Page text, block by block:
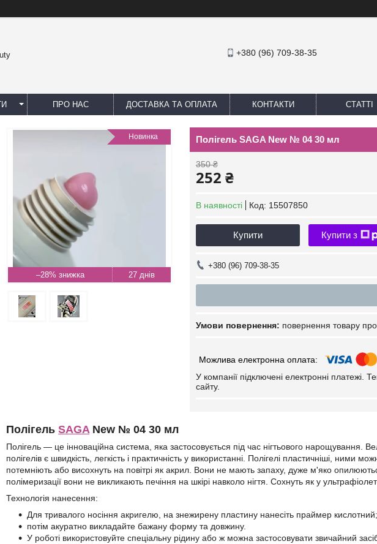
+380 (96) 709-38-35
ПРО НАС ДОСТАВКА ТА ОПЛАТА КОНТАКТИ СТАТТІ
–28% 27 днів
Новинка Полігель SAGA New № 04 30 мл
350 ₴
252 ₴
В наявності Код: 15507850
Купити Купити з
+380 (96) 709-38-35
повернення товару
У компанії підключені електронні
сайту.
Полігель SAGANew № 04 30 мл
Полігель — це інноваційна система, яка застосовується під час нігтьового
полігелів є швидкість, легкість і практичність у використанні. Полігелі пластичніші,
потемніють або висохнуть на повітрі як акрил. Вони не мають запаху, дуже м'яко
полімеризації вони не викликають печіння на шкірі навколо нігтя. Сохнуть як у
Технологія нанесення:
Для тривалого носіння акригелю, на знежирену пластину нанесіть праймер кислотний;
потім акуратно викладайте бажану форму та довжину.
У роботі використовуйте спеціальну рідину або ж можна застосовувати звичайний